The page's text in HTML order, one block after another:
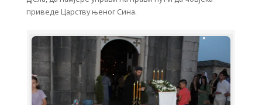
приведе Царству њеног Сина.